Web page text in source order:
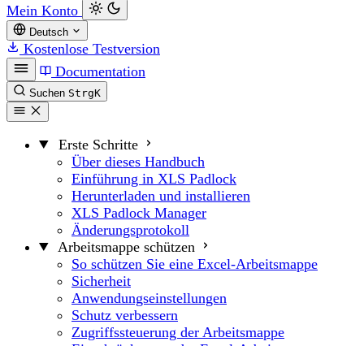
Mein Konto
Deutsch
Kostenlose Testversion
Documentation
Suchen StrgK
Erste Schritte
Über dieses Handbuch
Einführung in XLS Padlock
Herunterladen und installieren
XLS Padlock Manager
Änderungsprotokoll
Arbeitsmappe schützen
So schützen Sie eine Excel-Arbeitsmappe
Sicherheit
Anwendungseinstellungen
Schutz verbessern
Zugriffssteuerung der Arbeitsmappe